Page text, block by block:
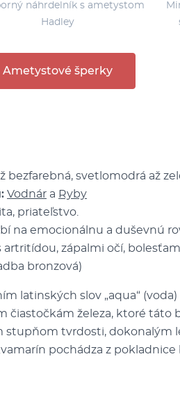
náhrdelník s ametystom
Hadley
Ametystové šperky
bezfarebná, svetlomodrá až
Vodnár a Ryby
priateľstvo.
na emocionálnu a duševnú
artritídou, zápalmi očí,
bronzová)
latinských slov „aqua“ (voda)
čiastočkám železa, ktoré táto
stupňom tvrdosti, dokonalým
pochádza z